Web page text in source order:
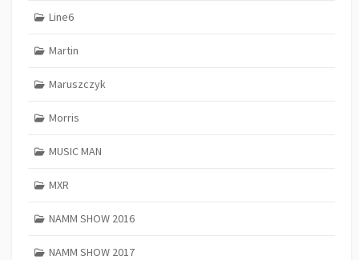
Line6
Martin
Maruszczyk
Morris
MUSIC MAN
MXR
NAMM SHOW 2016
NAMM SHOW 2017